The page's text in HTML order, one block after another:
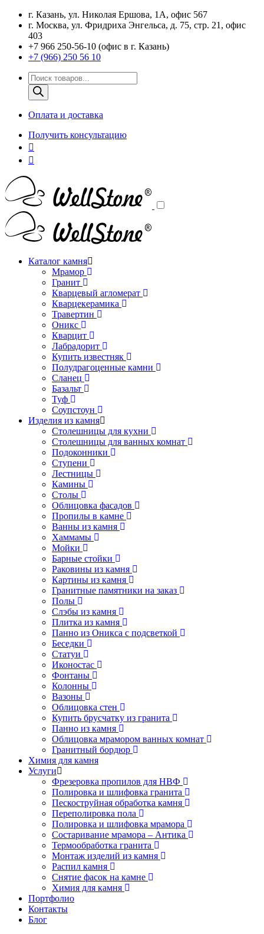
г. Казань, ул. Николая Ершова, 1А, офис 567
г. Москва, ул. Фридриха Энгельса, д. 75, стр. 21, офис
403
+7 966 250-56-10 (офис в г. Казань)
+7 (966) 250 56 10
Поиск
товаров
Оплата и доставка
Получить консультацию
Каталог камня
Мрамор
Гранит
Кварцевый агломерат
Кварцекерамика
Травертин
Оникс
Кварцит
Лабрадорит
Купить известняк
Полудрагоценные камни
Сланец
Базальт
Туф
Соупстоун
Изделия из камня
Столешницы для кухни
Столешницы для ванных комнат
Подоконники
Ступени
Лестницы
Камины
Столы
Облицовка фасадов
Пропилы в камне
Ванны из камня
Хаммамы
Мойки
Барные стойки
Раковины из камня
Картины из камня
Гранитные памятники на заказ
Полы
Слэбы из камня
Плитка из камня
Панно из Оникса с подсветкой
Беседки
Статуи
Иконостас
Фонтаны
Колонны
Вазоны
Облицовка стен
Купить брусчатку из гранита
Панно из камня
Облицовка мрамором ванных комнат
Гранитный бордюр
Химия для камня
Услуги
Фрезеровка пропилов для НВФ
Полировка и шлифовка гранита
Пескоструйная обработка камня
Переполировка пола
Полировка и шлифовка мрамора
Состаривание мрамора – Антика
Термообработка гранита
Монтаж изделий из камня
Распил камня
Снятие фасок на камне
Химия для камня
Портфолио
Контакты
Блог